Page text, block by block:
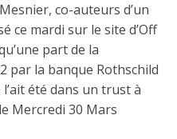
co-auteurs d’un
ce mardi sur le site d’Off
part de la
par la banque Rothschild
l’ait été dans un trust à
Mercredi 30 Mars